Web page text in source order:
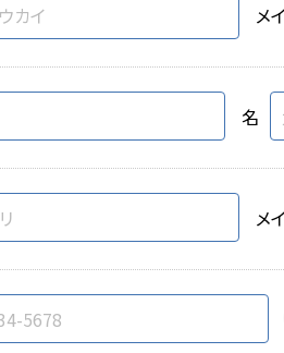
メイ
名
メイ